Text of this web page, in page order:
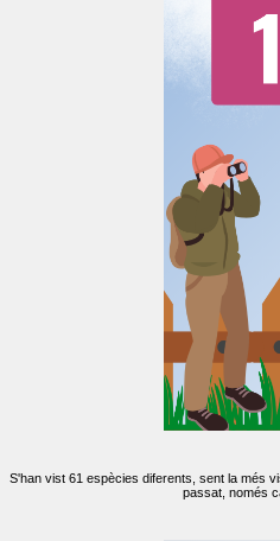
S'han vist 61 espècies diferents, sent la més
passat, només